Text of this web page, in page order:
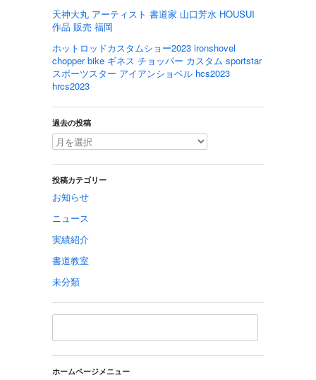
天神大丸 アーティスト 書道家 山口芳水 HOUSUI
作品 販売 福岡
ホットロッドカスタムショー2023 ironshovel
chopper bike ギネス チョッパー カスタム sportstar
スポーツスター アイアンショベル hcs2023
hrcs2023
過去の投稿
投稿カテゴリー
お知らせ
ニュース
実績紹介
書道教室
未分類
ホームページメニュー